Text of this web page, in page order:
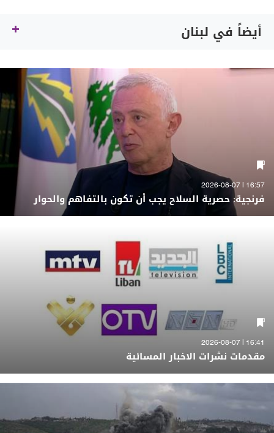
أيضاً في لبنان
16:57 | 2026-08-07
فرنجية: حصرية السلاح يجب أن تكون بالتفاهم والحوار
16:41 | 2026-08-07
مقدمات نشرات الاخبار المسائية